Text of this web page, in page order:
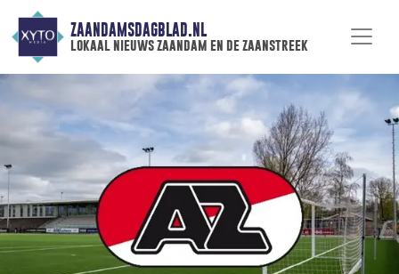
ZAANDAMSDAGBLAD.NL
lokaal nieuws zaandam en de zaanstreek